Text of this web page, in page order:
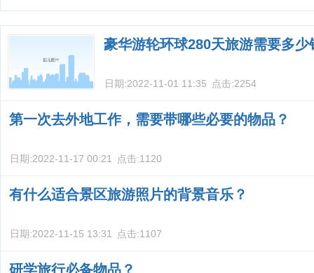
豪华游轮环球280天旅游需要多少
日期:2022-11-01 11:35 点击:2254
第一次去外地工作，需要带哪些必要的物品？
日期:2022-11-17 00:21 点击:1120
有什么适合景区旅游照片的背景音乐？
日期:2022-11-15 13:31 点击:1107
研学旅行必备物品？